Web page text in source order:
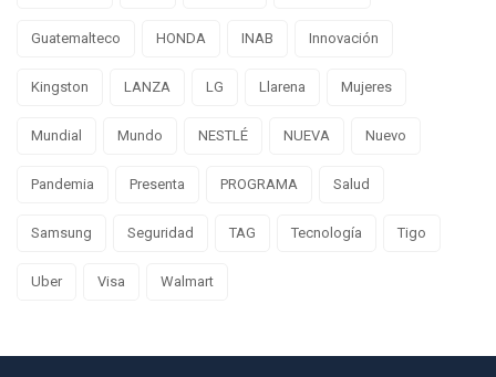
Guatemalteco HONDA INAB Innovación
Kingston LANZA LG Llarena Mujeres
Mundial Mundo NESTLÉ NUEVA Nuevo
Pandemia Presenta PROGRAMA Salud
Samsung Seguridad TAG Tecnología Tigo
Uber Visa Walmart